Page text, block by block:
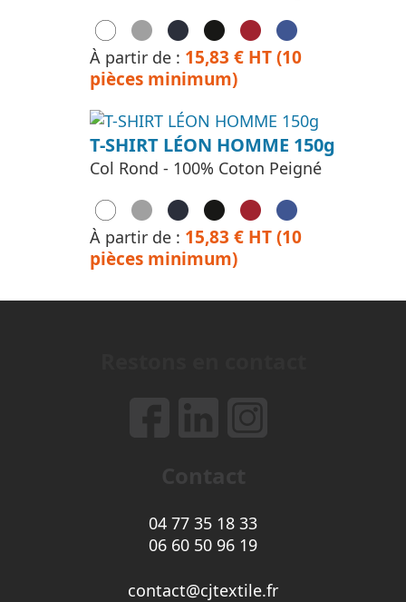
À partir de : 15,83 € HT (10
pièces minimum)
T-SHIRT LÉON HOMME 150g
Col Rond - 100% Coton Peigné
À partir de : 15,83 € HT (10
pièces minimum)
04 77 35 18 33
06 60 50 96 19
contact@cjtextile.fr